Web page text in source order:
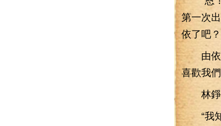
第一次
依了吧
由依從
喜歡我
林錚
“我知